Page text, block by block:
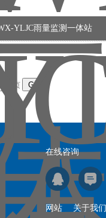
YLJC雨量监测一体站
页
在线咨询
网站 关于我们